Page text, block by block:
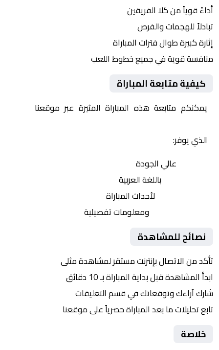
أداءً قوياً من كلا الفريقين
تبادلاً للهجمات والفرص
إثارة كبيرة طوال فترات المباراة
منافسة قوية في جميع خطوط اللعب
كيفية متابعة المباراة
يمكنكم متابعة هذه المباراة المثيرة عبر موقعنا
الذي يوفر:
عالي الجودة
باللغة العربية
لأحداث المباراة
ومعلومات تفصيلية
نصائح للمشاهدة
تأكد من الاتصال بإنترنت مستقر لمشاهدة مثلى
ابدأ المشاهدة قبل بداية المباراة بـ 10 دقائق
شارك آراءك وتوقعاتك في قسم التعليقات
تابع تحليلات ما بعد المباراة حصرياً على موقعنا
خلاصة